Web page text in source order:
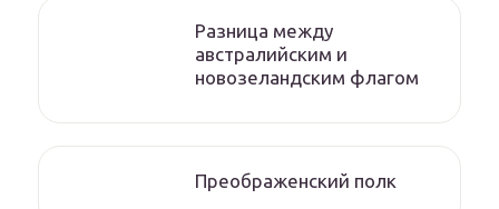
Разница между
австралийским и
новозеландским флагом
Преображенский полк